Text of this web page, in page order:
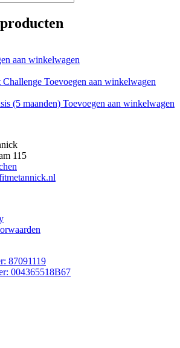
aan winkelwagen
Challenge Toevoegen aan winkelwagen
(5 maanden) Toevoegen aan winkelwagen
115
87091119
004365518B67